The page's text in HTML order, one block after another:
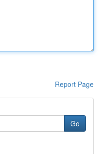
Report Page
Go